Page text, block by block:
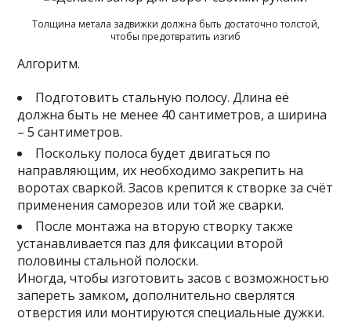
Толщина метала задвижки должна быть достаточно толстой,
чтобы предотвратить изгиб
Алгоритм.
Подготовить стальную полосу. Длина её
должна быть не менее 40 сантиметров, а ширина
– 5 сантиметров.
Поскольку полоса будет двигаться по
направляющим, их необходимо закрепить на
воротах сваркой. Засов крепится к створке за счёт
применения саморезов или той же сварки.
После монтажа на вторую створку также
устанавливается паз для фиксации второй
половины стальной полоски.
Иногда, чтобы изготовить засов с возможностью
запереть замком, дополнительно сверлятся
отверстия или монтируются специальные дужки.